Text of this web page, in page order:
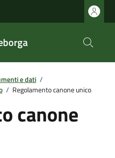
e dati /
/ Regolamento canone unico
canone